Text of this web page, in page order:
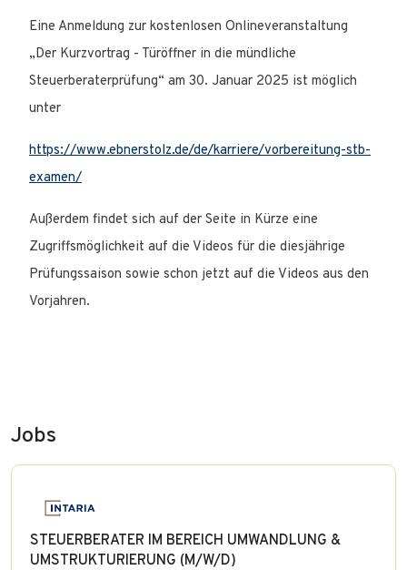
Eine Anmeldung zur kostenlosen Onlineveranstaltung
„Der Kurzvortrag - Türöffner in die mündliche
Steuerberaterprüfung“ am 30. Januar 2025 ist möglich
unter
https://www.ebnerstolz.de/de/karriere/vorbereitung-stb-
examen/
Außerdem findet sich auf der Seite in Kürze eine
Zugriffsmöglichkeit auf die Videos für die diesjährige
Prüfungssaison sowie schon jetzt auf die Videos aus den
Vorjahren.
Jobs
STEUERBERATER IM BEREICH UMWANDLUNG &
UMSTRUKTURIERUNG (M/W/D)